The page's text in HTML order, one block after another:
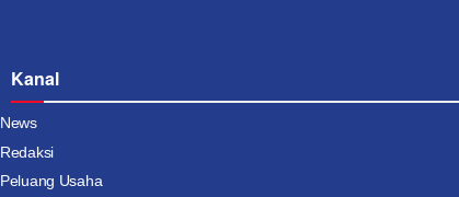
Kanal
News
Redaksi
Peluang Usaha